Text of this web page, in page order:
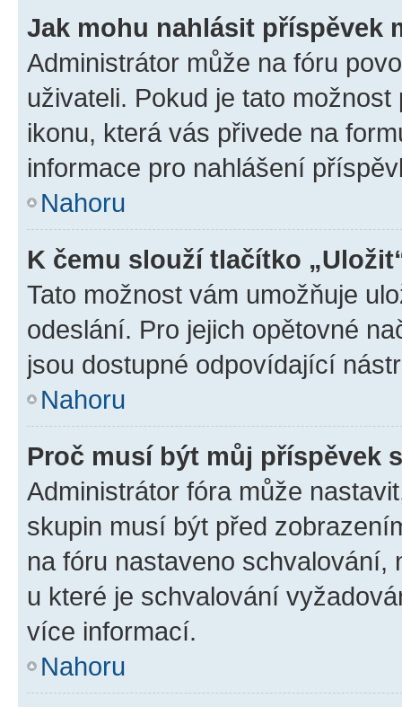
Jak mohu nahlásit příspěvek
Administrátor může na fóru
uživateli. Pokud je tato
ikonu, která vás přivede na
informace pro nahlášení
Nahoru
K čemu slouží tlačítko
Tato možnost vám umožňuje
odeslání. Pro jejich opětovné
jsou dostupné odpovídající
Nahoru
Proč musí být můj příspěvek
Administrátor fóra může
skupin musí být před
na fóru nastaveno schvalování,
u které je schvalování
více informací.
Nahoru